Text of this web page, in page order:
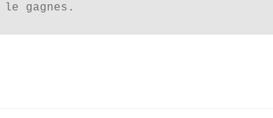
gagnes.